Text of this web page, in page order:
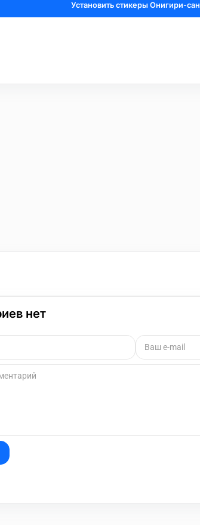
Установить стикеры Онигири-сан
нет